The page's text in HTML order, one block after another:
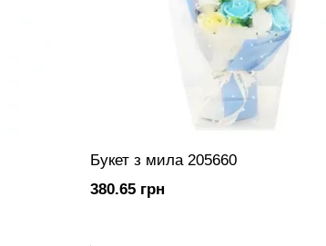
Букет з мила 205660
380.65 грн